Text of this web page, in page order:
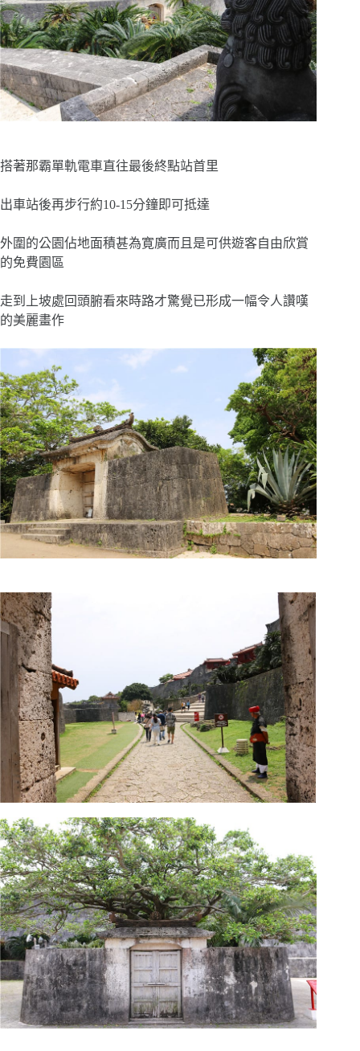
搭著那霸單軌電車直往最後終點站首里
出車站後再步行約10-15分鐘即可抵達
外圍的公園佔地面積甚為寛廣而且是可供遊客自由欣賞
的免費園區
走到上坡處回頭腑看來時路才驚覺已形成一幅令人讚嘆
的美麗畫作